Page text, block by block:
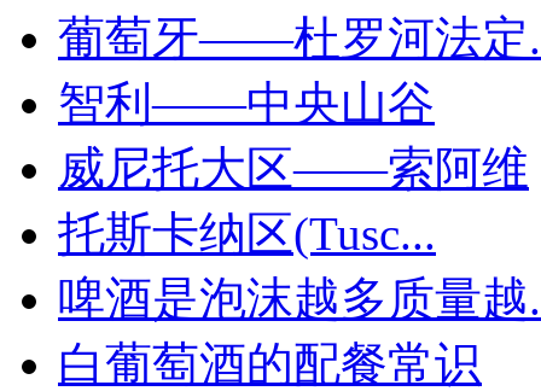
葡萄牙——杜罗河法定
智利——中央山谷
威尼托大区——索阿维
托斯卡纳区(Tusc...
啤酒是泡沫越多质量越
白葡萄酒的配餐常识